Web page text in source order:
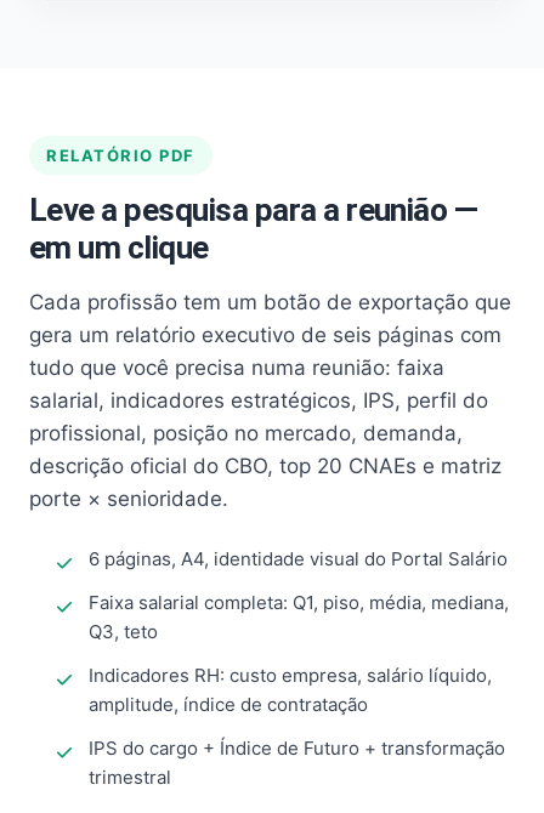
RELATÓRIO PDF
Leve a pesquisa para a reunião —
em um clique
Cada profissão tem um botão de exportação que
gera um relatório executivo de seis páginas com
tudo que você precisa numa reunião: faixa
salarial, indicadores estratégicos, IPS, perfil do
profissional, posição no mercado, demanda,
descrição oficial do CBO, top 20 CNAEs e matriz
porte × senioridade.
6 páginas, A4, identidade visual do Portal Salário
Faixa salarial completa: Q1, piso, média, mediana,
Q3, teto
Indicadores RH: custo empresa, salário líquido,
amplitude, índice de contratação
IPS do cargo + Índice de Futuro + transformação
trimestral